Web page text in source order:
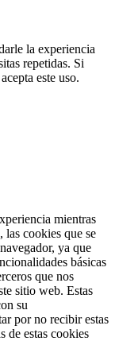
la experiencia
repetidas. Si
este uso.
mientras
las cookies que se
ya que
básicas
que nos
sitio web. Estas
su
por no recibir estas
de estas cookies